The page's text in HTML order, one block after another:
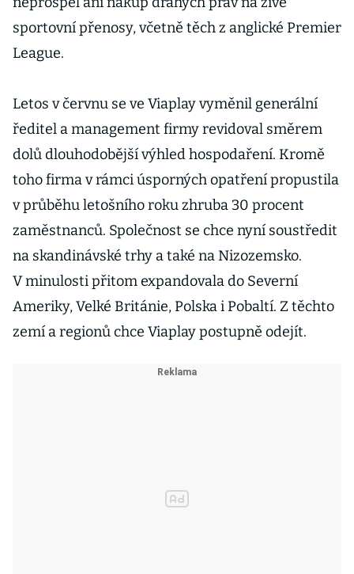
sportovní přenosy, včetně těch z anglické Premier
League.
Letos v červnu se ve Viaplay vyměnil generální
ředitel a management firmy revidoval směrem
dolů dlouhodobější výhled hospodaření. Kromě
toho firma v rámci úsporných opatření propustila
v průběhu letošního roku zhruba 30 procent
zaměstnanců. Společnost se chce nyní soustředit
na skandinávské trhy a také na Nizozemsko.
V minulosti přitom expandovala do Severní
Ameriky, Velké Británie, Polska i Pobaltí. Z těchto
zemí a regionů chce Viaplay postupně odejít.